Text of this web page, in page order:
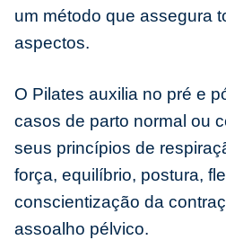
um método que assegura
aspectos.
O Pilates auxilia no pré e
casos de parto normal ou
seus princípios de
força, equilíbrio, postura,
conscientização da
assoalho pélvico.